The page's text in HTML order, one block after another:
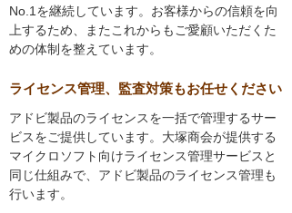
No.1を継続しています。お客様からの信頼を向
上するため、またこれからもご愛顧いただくた
めの体制を整えています。
ライセンス管理、監査対策もお任せください
アドビ製品のライセンスを一括で管理するサー
ビスをご提供しています。大塚商会が提供する
マイクロソフト向けライセンス管理サービスと
同じ仕組みで、アドビ製品のライセンス管理も
行います。